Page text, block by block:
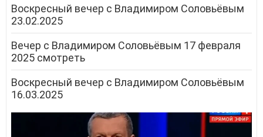
Воскресный вечер с Владимиром Соловьёвым
23.02.2025
Вечер с Владимиром Соловьёвым 17 февраля
2025 смотреть
Воскресный вечер с Владимиром Соловьёвым
16.03.2025